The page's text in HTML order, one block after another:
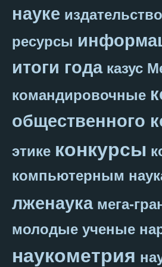
науке издательство
ресурсы
итоги года казус
командировочные
общественного
этике конкурсы
компьютерным
лженаука мега-
молодые ученые
наукометрия